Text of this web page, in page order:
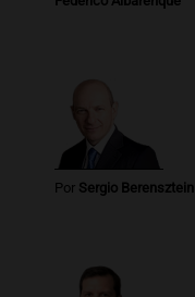
Por Sergio Berensztein